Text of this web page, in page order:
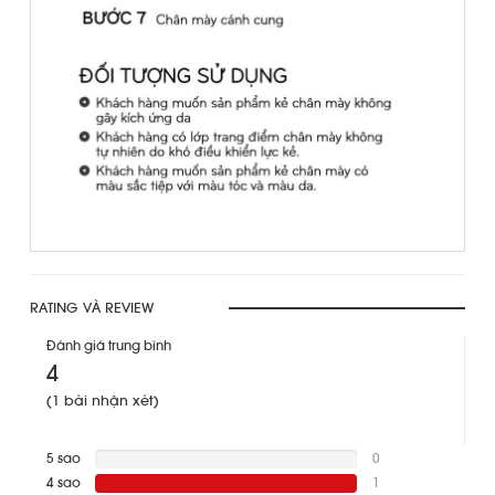
RATING VÀ REVIEW
Đánh giá trung bình
4
(1 bài nhận xét)
5 sao
Complete
0
4 sao
1